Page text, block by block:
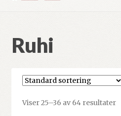
Historie og biografi
Ruhi
Viser 25–36 av 64 resultater